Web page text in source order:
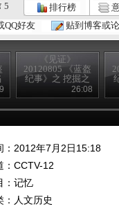
5 排行榜
QQ好友 贴到博客或
《见证》
20120805 《蓝盔
纪事》之 挖掘之
26:08
：2012年7月2日15:18
CCTV-12
记忆
：人文历史